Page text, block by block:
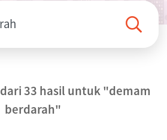
33 hasil untuk"demam
berdarah"